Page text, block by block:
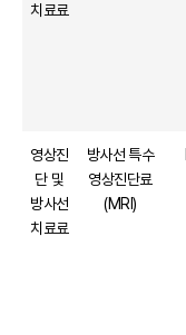
치료료
영상진
단 및
방사선
치료료
방사선 특수
영상진단료
(MRI)